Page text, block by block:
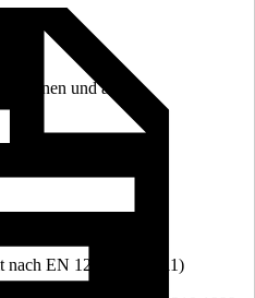
innen und außen
nach EN 12208:1999-11)